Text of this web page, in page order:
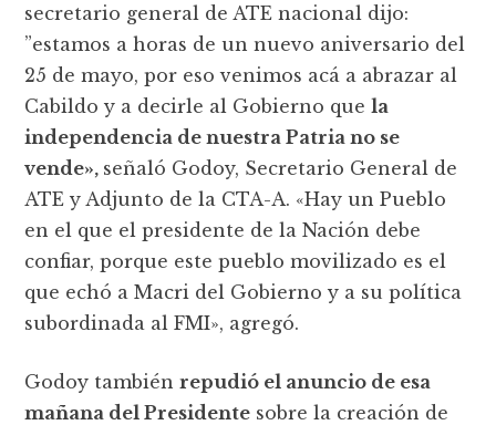
secretario general de ATE nacional dijo:
”estamos a horas de un nuevo aniversario del
25 de mayo, por eso venimos acá a abrazar al
Cabildo y a decirle al Gobierno quela
independencia de nuestra Patria no se
vende», señaló Godoy, Secretario General de
ATE y Adjunto de la CTA-A. «Hay un Pueblo
en el que el presidente de la Nación debe
confiar, porque este pueblo movilizado es el
que echó a Macri del Gobierno y a su política
subordinada al FMI», agregó.
Godoy tambiénrepudió el anuncio de esa
mañana del Presidente sobre la creación de